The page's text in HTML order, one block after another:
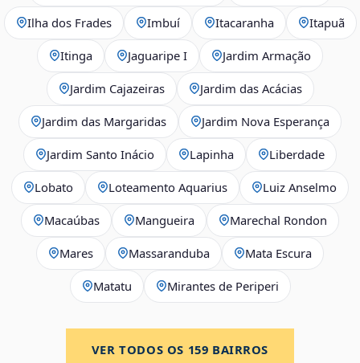
Ilha dos Frades Imbuí Itacaranha Itapuã
Itinga Jaguaripe I Jardim Armação
Jardim Cajazeiras Jardim das Acácias
Jardim das Margaridas Jardim Nova Esperança
Jardim Santo Inácio Lapinha Liberdade
Lobato Loteamento Aquarius Luiz Anselmo
Macaúbas Mangueira Marechal Rondon
Mares Massaranduba Mata Escura
Matatu Mirantes de Periperi
VER TODOS OS 159 BAIRROS